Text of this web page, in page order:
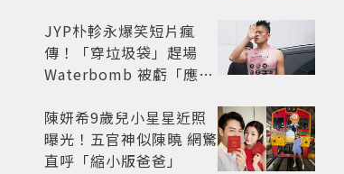
JYP朴軫永爆笑短片瘋
傳！「穿垃圾袋」趕場
Waterbomb 被虧「應該
陳妍希9歲兒小星星近照
曝光！五官神似陳曉 網驚
直呼「縮小版爸爸」